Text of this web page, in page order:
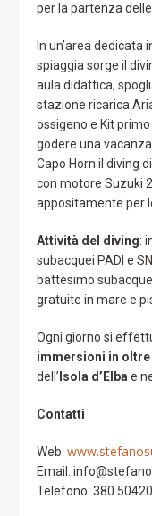
per la partenza
In un’area
spiaggia sorge il
aula didattica,
stazione ricarica
ossigeno e Kit
godere una
Capo Horn il diving
con motore Suzuki
appositamente per
Attività del diving:
subacquei PADI e
battesimo
gratuite in mare e
Ogni giorno si
immersioni in oltre
dell’ Isola d’Elba e
Contatti
Web:
Email:
Telefono: